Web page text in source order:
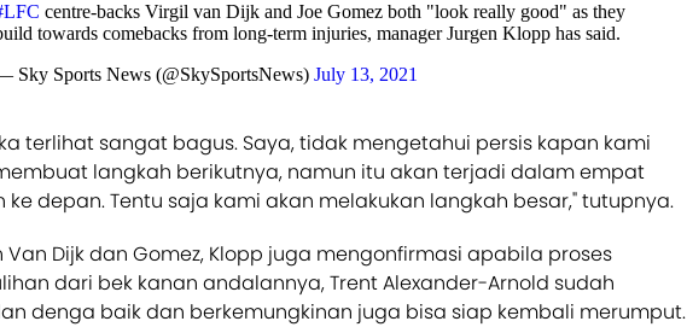
centre-backs Virgil van Dijk and Joe Gomez both "look really good" as they
towards comebacks from long-term injuries, manager Jurgen Klopp has said.
Sky Sports News (@SkySportsNews) July 13, 2021
terlihat sangat bagus. Saya, tidak mengetahui persis kapan kami
langkah berikutnya, namun itu akan terjadi dalam empat
ke depan. Tentu saja kami akan melakukan langkah besar," tutupnya.
Van Dijk dan Gomez, Klopp juga mengonfirmasi apabila proses
dari bek kanan andalannya, Trent Alexander-Arnold sudah
denga baik dan berkemungkinan juga bisa siap kembali merumput.